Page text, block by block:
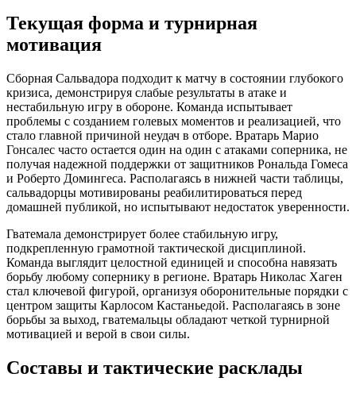
Текущая форма и турнирная
мотивация
Сборная Сальвадора подходит к матчу в состоянии глубокого
кризиса, демонстрируя слабые результаты в атаке и
нестабильную игру в обороне. Команда испытывает
проблемы с созданием голевых моментов и реализацией, что
стало главной причиной неудач в отборе. Вратарь Марио
Гонсалес часто остается один на один с атаками соперника, не
получая надежной поддержки от защитников Рональда Гомеса
и Роберто Домингеса. Располагаясь в нижней части таблицы,
сальвадорцы мотивированы реабилитироваться перед
домашней публикой, но испытывают недостаток уверенности.
Гватемала демонстрирует более стабильную игру,
подкрепленную грамотной тактической дисциплиной.
Команда выглядит целостной единицей и способна навязать
борьбу любому сопернику в регионе. Вратарь Николас Хаген
стал ключевой фигурой, организуя оборонительные порядки с
центром защиты Карлосом Кастаньедой. Располагаясь в зоне
борьбы за выход, гватемальцы обладают четкой турнирной
мотивацией и верой в свои силы.
Составы и тактические расклады